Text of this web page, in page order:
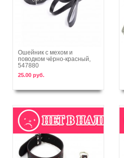
В корзину
Ошейник с мехом и
поводком чёрно-красный,
547880
25.00 руб.